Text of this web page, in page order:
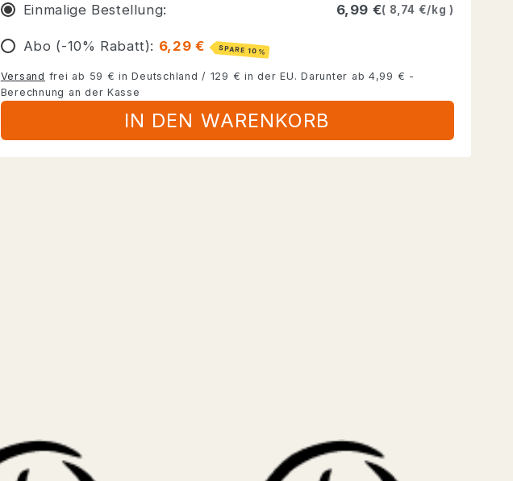
FÜR
ERBSEN
&AMP;
HIRSE
FÜR
ERBSEN
&AMP;
HIRSE
Versand frei ab 59 € in Deutschland / 129 € in der EU. Darunter ab 4,99 € -
Berechnung an der Kasse
Einmalige Bestellung: 6,99 € 8,74 €/kg
Abo (-10% Rabatt): 6,29 € SPARE 10%
IN DEN WARENKORB